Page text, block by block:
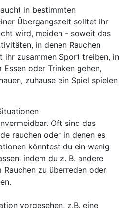
in bestimmten
Übergangszeit solltet ihr
wird, meiden - soweit das
in denen Rauchen
ihr zusammen Sport treiben, in
oder Trinken gehen,
zuhause ein Spiel spielen
Oft sind das
rauchen oder in denen es
könntest du ein wenig
indem du z. B. andere
zu überreden oder
vorgesehen, z.B. eine